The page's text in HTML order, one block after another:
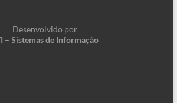
Desenvolvido por
– Sistemas de Informação